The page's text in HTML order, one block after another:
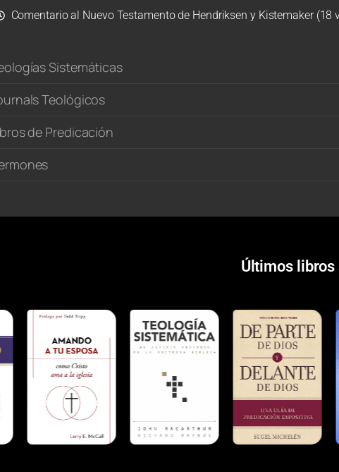
Comentario al Nuevo Testamento de Hendriksen y Kistemaker (18
Sistemáticas
Teológicos
de Predicación
Últimos